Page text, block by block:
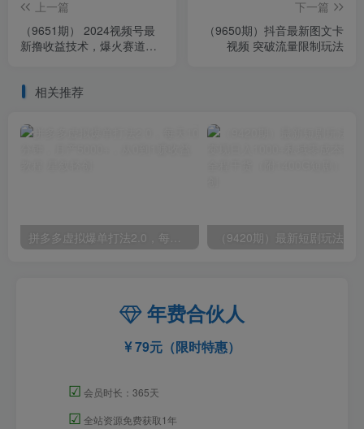
上一篇
（9651期） 2024视频号最
新撸收益技术，爆火赛道起
下一篇
（9650期）抖音最新图文卡
视频 突破流量限制玩法
相关推荐
年费合伙人
79元（限时特惠）
☑ 会员时长：365天
☑ 全站资源免费获取1年